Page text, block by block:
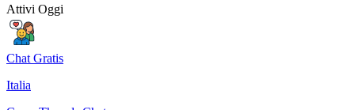
Attivi Oggi
Chat Gratis
Italia